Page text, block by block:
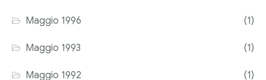
Maggio 1996 (1)
Maggio 1993 (1)
Maggio 1992 (1)